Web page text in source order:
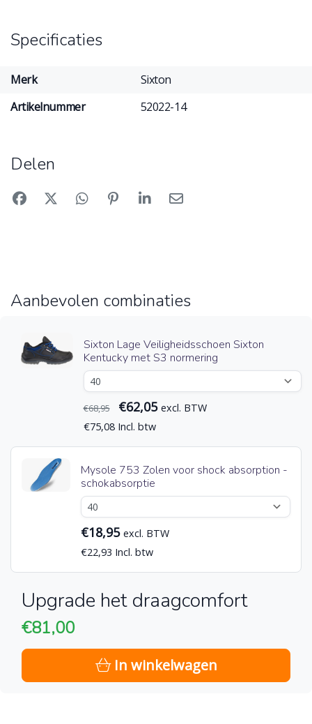
Specificaties
Merk
Sixton
Artikelnummer
52022-14
Delen
Aanbevolen combinaties
Sixton Lage Veiligheidsschoen Sixton
Kentucky met S3 normering
€68,95 €62,05 excl. BTW
€75,08 Incl. btw
Mysole 753 Zolen voor shock absorption -
schokabsorptie
€18,95excl. BTW
€22,93 Incl. btw
Upgrade het draagcomfort
€81,00
In winkelwagen